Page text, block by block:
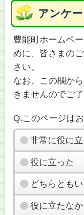
アンケー
豊能町ホームペ
めに、皆さまの
さい。
なお、この欄か
きませんのでご
Q.このページは
非常に役に
役に立った
どちらとも
役に立たな